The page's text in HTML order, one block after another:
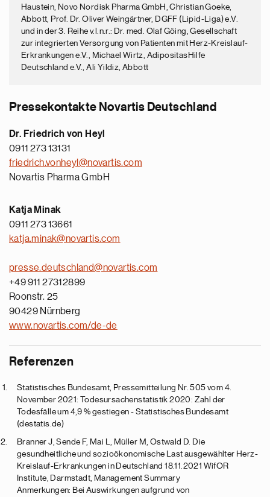
Haustein, Novo Nordisk Pharma GmbH, Christian Goeke,
Abbott, Prof. Dr. Oliver Weingärtner, DGFF (Lipid-Liga) e.V.
und in der 3. Reihe v.l.n.r.: Dr. med. Olaf Göing, Gesellschaft
zur integrierten Versorgung von Patienten mit Herz-Kreislauf-
Erkrankungen e.V., Michael Wirtz, AdipositasHilfe
Deutschland e.V., Ali Yildiz, Abbott
Pressekontakte Novartis Deutschland
Dr. Friedrich von Heyl
0911 273 13131
friedrich.vonheyl@novartis.com
Novartis Pharma GmbH
Katja Minak
0911 273 13661
katja.minak@novartis.com
presse.deutschland@novartis.com
+49 911 27312899
Roonstr. 25
90429 Nürnberg
www.novartis.com/de-de
Referenzen
Statistisches Bundesamt, Pressemitteilung Nr. 505 vom 4.
November 2021: Todesursachenstatistik 2020: Zahl der
Todesfälle um 4,9 % gestiegen - Statistisches Bundesamt
(destatis.de)
Branner J, Sende F, Mai L, Müller M, Ostwald D. Die
gesundheitliche und sozioökonomische Last ausgewählter Herz-
Kreislauf-Erkrankungen in Deutschland 18.11.2021 WifOR
Institute, Darmstadt, Management Summary
Anmerkungen: Bei Auswirkungen aufgrund von